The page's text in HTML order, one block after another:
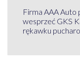
Firma AAA Auto
wesprzeć GKS
rękawku